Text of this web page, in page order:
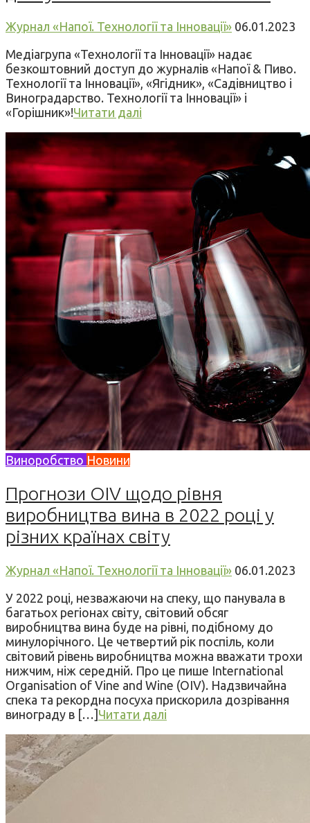
Журнал «Напої. Технології та Інновації» 06.01.2023
Медіагрупа «Технології та Інновації» надає
безкоштовний доступ до журналів «Напої & Пиво.
Технології та Інновації», «Ягідник», «Садівництво і
Виноградарство. Технології та Інновації» і
«Горішник»!Читати далі
Виноробство Новини
Прогнози OIV щодо рівня
виробництва вина в 2022 році у
різних країнах світу
Журнал «Напої. Технології та Інновації» 06.01.2023
У 2022 році, незважаючи на спеку, що панувала в
багатьох регіонах світу, світовий обсяг
виробництва вина буде на рівні, подібному до
минулорічного. Це четвертий рік поспіль, коли
світовий рівень виробництва можна вважати трохи
нижчим, ніж середній. Про це пише International
Organisation of Vine and Wine (OIV). Надзвичайна
спека та рекордна посуха прискорила дозрівання
винограду в […] Читати далі